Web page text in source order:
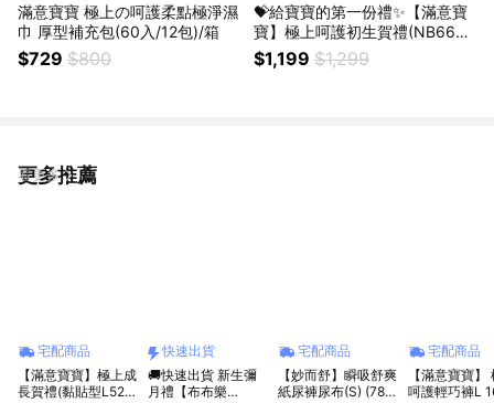
滿意寶寶 極上の呵護柔點極淨濕
巾 厚型補充包(60入/12包)/箱
$729 $800
💝給寶寶的第一份禮✨【滿意寶
寶】極上呵護初生賀禮(NB66片
x1+S60片x1+極上濕巾60片x3
+母乳墊8片x1) 新生兒禮
$1,199 $1,299
更多推薦
看更多
宅配商品
【滿意寶寶】極上成
長賀禮(黏貼型L52片
快速出貨
🚚快速出貨 新生彌
月禮【布布樂
宅配商品
【妙而舒】瞬吸舒爽
紙尿褲尿布(S) (78片
宅配商品
【滿意寶寶】
呵護輕巧褲L